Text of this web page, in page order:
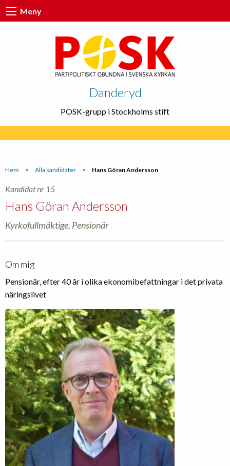
Meny
Danderyd
POSK-grupp i Stockholms stift
Hem > Alla kandidater > Hans Göran Andersson
Kandidat nr 15
Hans Göran Andersson
Kyrkofullmäktige, Pensionär
Om mig
Pensionär, efter 40 år i olika ekonomibefattningar i det privata
näringslivet